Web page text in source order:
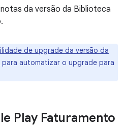
da versão da Biblioteca
de upgrade da versão da
para automatizar o upgrade para
Play Faturamento